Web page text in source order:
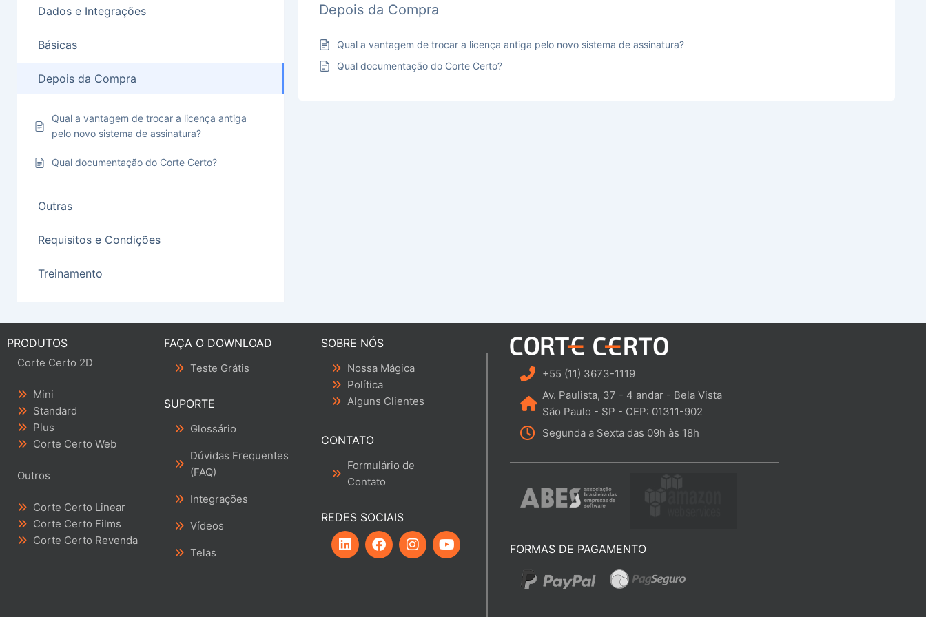
Dados e Integrações
Básicas
Depois da Compra
Qual a vantagem de trocar a licença antiga
pelo novo sistema de assinatura?
Qual documentação do Corte Certo?
Outras
Requisitos e Condições
Treinamento
Depois da Compra
Qual a vantagem de trocar a licença antiga pelo novo sistema de assinatura?
Qual documentação do Corte Certo?
PRODUTOS
Corte Certo 2D
Mini
Standard
Plus
Corte Certo Web
Outros
Corte Certo Linear
Corte Certo Films
Corte Certo Revenda
FAÇA O DOWNLOAD
Teste Grátis
SUPORTE
Glossário
Dúvidas Frequentes
(FAQ)
Integrações
Vídeos
Telas
SOBRE NÓS
Nossa Mágica
Política
Alguns Clientes
CONTATO
Formulário de
Contato
REDES SOCIAIS
L
i
n
F
a
c
I
n
s
Y
o
u
+55 (11) 3673-1119
Av. Paulista, 37 - 4 andar - Bela Vista
São Paulo - SP - CEP: 01311-902
Segunda a Sexta das 09h às 18h
FORMAS DE PAGAMENTO